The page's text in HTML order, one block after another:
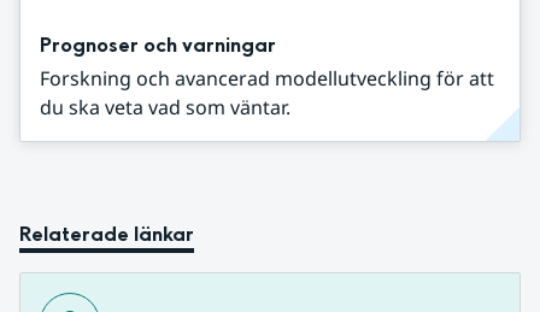
Prognoser och varningar
Forskning och avancerad modellutveckling för att
du ska veta vad som väntar.
Relaterade länkar